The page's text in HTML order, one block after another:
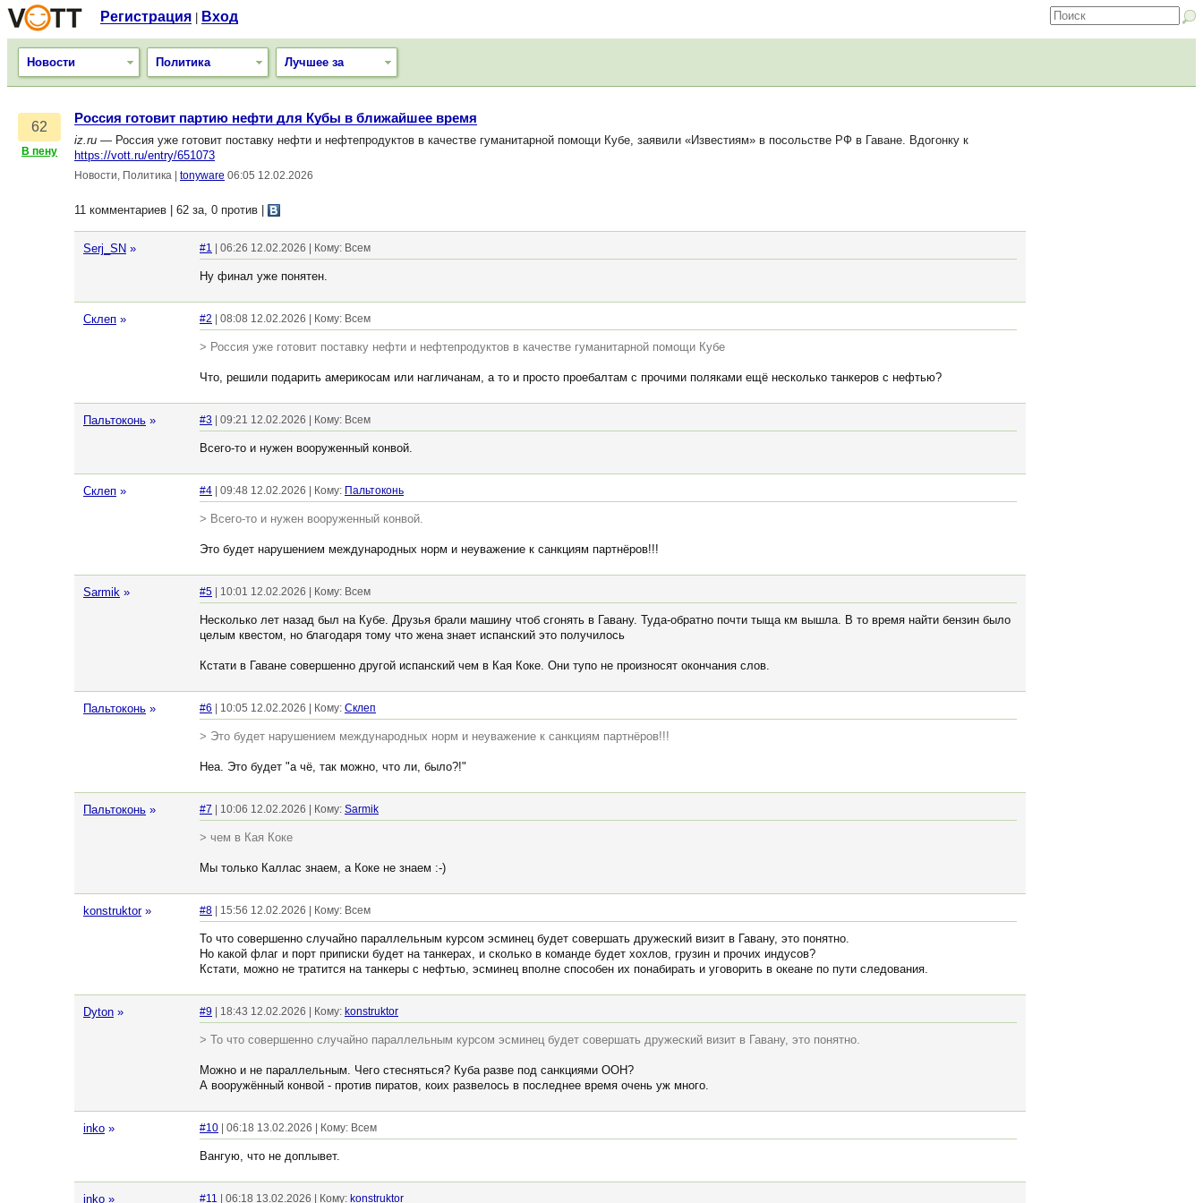
Регистрация Вход
Новости Политика Лучшее за
62
В пену
Россия готовит партию нефти для Кубы в ближайшее время
iz.ru — Россия уже готовит поставку нефти и нефтепродуктов в качестве гуманитарной помощи Кубе, заявили «Известиям» в посольстве РФ в Гаване. Вдогонку к
https://vott.ru/entry/651073
Новости, Политика tonyware 06:05 12.02.2026
11 комментариев | 62 за, 0 против
Serj_SN » #1 | 06:26 12.02.2026 | Кому: Всем
Ну финал уже понятен.
Склеп » #2 | 08:08 12.02.2026 | Кому: Всем
> Россия уже готовит поставку нефти и нефтепродуктов в качестве гуманитарной помощи Кубе
Что, решили подарить америкосам или нагличанам, а то и просто проебалтам с прочими поляками ещё несколько танкеров с нефтью?
Пальтоконь » #3 | 09:21 12.02.2026 | Кому: Всем
Всего-то и нужен вооруженный конвой.
Склеп » #4 | 09:48 12.02.2026 | Кому: Пальтоконь
> Всего-то и нужен вооруженный конвой.
Это будет нарушением международных норм и неуважение к санкциям партнёров!!!
Sarmik » #5 | 10:01 12.02.2026 | Кому: Всем
Несколько лет назад был на Кубе. Друзья брали машину чтоб сгонять в Гавану. Туда-обратно почти тыща км вышла. В то время найти бензин было
целым квестом, но благодаря тому что жена знает испанский это получилось
Кстати в Гаване совершенно другой испанский чем в Кая Коке. Они тупо не произносят окончания слов.
Пальтоконь » #6 | 10:05 12.02.2026 | Кому: Склеп
> Это будет нарушением международных норм и неуважение к санкциям партнёров!!!
Неа. Это будет "а чё, так можно, что ли, было?!"
Пальтоконь » #7 | 10:06 12.02.2026 | Кому: Sarmik
> чем в Кая Коке
Мы только Каллас знаем, а Коке не знаем :-)
konstruktor » #8 | 15:56 12.02.2026 | Кому: Всем
То что совершенно случайно параллельным курсом эсминец будет совершать дружеский визит в Гавану, это понятно.
Но какой флаг и порт приписки будет на танкерах, и сколько в команде будет хохлов, грузин и прочих индусов?
Кстати, можно не тратится на танкеры с нефтью, эсминец вполне способен их понабирать и уговорить в океане по пути следования.
Dyton » #9 | 18:43 12.02.2026 | Кому: konstruktor
> То что совершенно случайно параллельным курсом эсминец будет совершать дружеский визит в Гавану, это понятно.
Можно и не параллельным. Чего стесняться? Куба разве под санкциями ООН?
А вооружённый конвой - против пиратов, коих развелось в последнее время очень уж много.
inko » #10 | 06:18 13.02.2026 | Кому: Всем
Вангую, что не доплывет.
inko » #11 | 06:18 13.02.2026 | Кому: konstruktor